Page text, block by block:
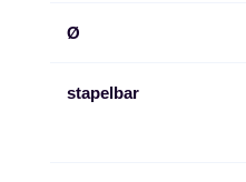
Ø
stapelbar